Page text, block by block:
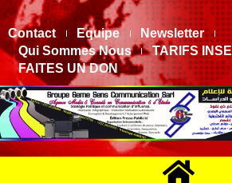
Contact Equipe
Newsletter
Qui Sommes Nous
TARIFS
FAITES UN DON